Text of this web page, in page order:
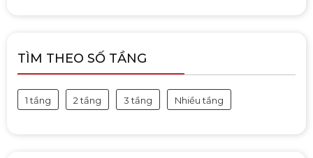
TÌM THEO SỐ TẦNG
1 tầng 2 tầng 3 tầng Nhiều tầng